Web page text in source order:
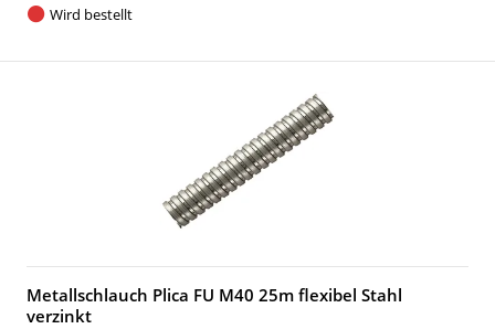
Wird bestellt
Metallschlauch Plica FU M40 25m flexibel Stahl
verzinkt